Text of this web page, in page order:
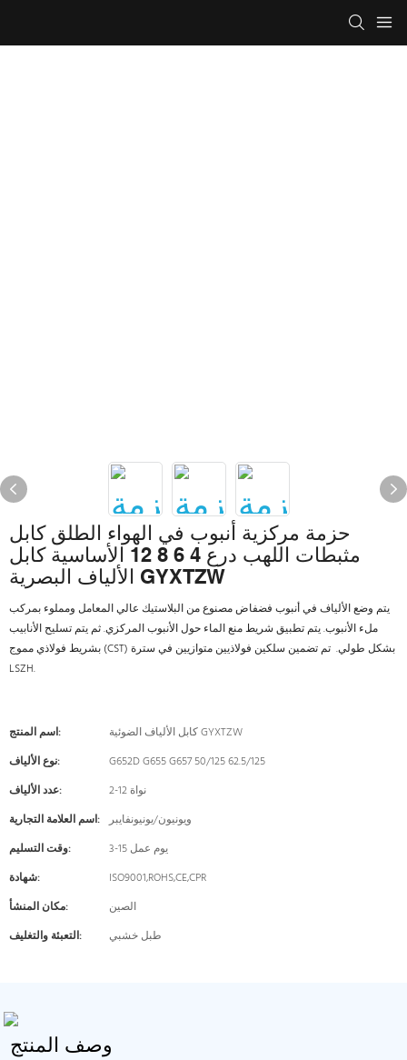
حزمة مركزية أنبوب في الهواء الطلق كابل
مثبطات اللهب درع 4 6 8 12 الأساسية كابل
الألياف البصرية GYXTZW
يتم وضع الألياف في أنبوب فضفاض مصنوع من البلاستيك عالي المعامل ومملوء بمركب
ملء الأنبوب. يتم تطبيق شريط منع الماء حول الأنبوب المركزي. ثم يتم تسليح الأنابيب
بشريط فولاذي مموج (CST) بشكل طولي. تم تضمين سلكين فولاذيين متوازيين في سترة
LSZH.
اسم المنتج:
كابل الألياف الضوئية GYXTZW
نوع الألياف:
G652D G655 G657 50/125 62.5/125
عدد الألياف:
2-12 نواة
اسم العلامة التجارية: ويونيون/يونيونفايبر
وقت التسليم:
3-15 يوم عمل
شهادة:
ISO9001,ROHS,CE,CPR
مكان المنشأ:
الصين
التعبئة والتغليف:
طبل خشبي
وصف المنتج